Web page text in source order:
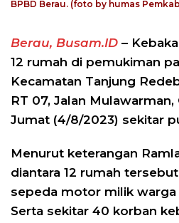
BPBD Berau. (foto by humas
Berau, Busam.ID –
12 rumah di pemukiman
Kecamatan Tanjung
RT 07, Jalan Mulawarman,
Jumat (4/8/2023) sekitar
Menurut keterangan
diantara 12 rumah
sepeda motor milik
Serta sekitar 40 korban